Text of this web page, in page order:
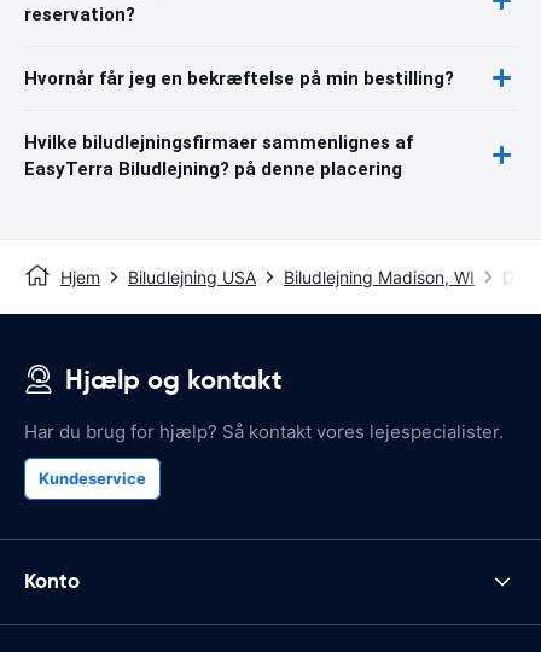
reservation?
Hvornår får jeg en bekræftelse på min bestilling?
Hvilke biludlejningsfirmaer sammenlignes af
EasyTerra Biludlejning? på denne placering
Hjem Biludlejning USA Biludlejning Madison, WI
Hjælp og kontakt
Har du brug for hjælp? Så kontakt vores lejespecialister.
Kundeservice
Konto